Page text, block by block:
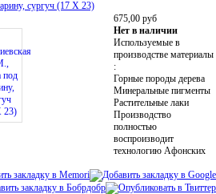
675,00 руб
Нет в наличии
Используемые в
производстве материалы
:
Горные породы дерева
Минеральные пигменты
Растительные лаки
Производство
полностью
воспроизводит
технологию Афонских